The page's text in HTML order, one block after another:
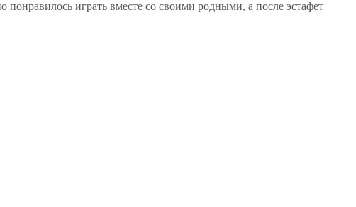
понравилось играть вместе со своими родными, а после эстафет